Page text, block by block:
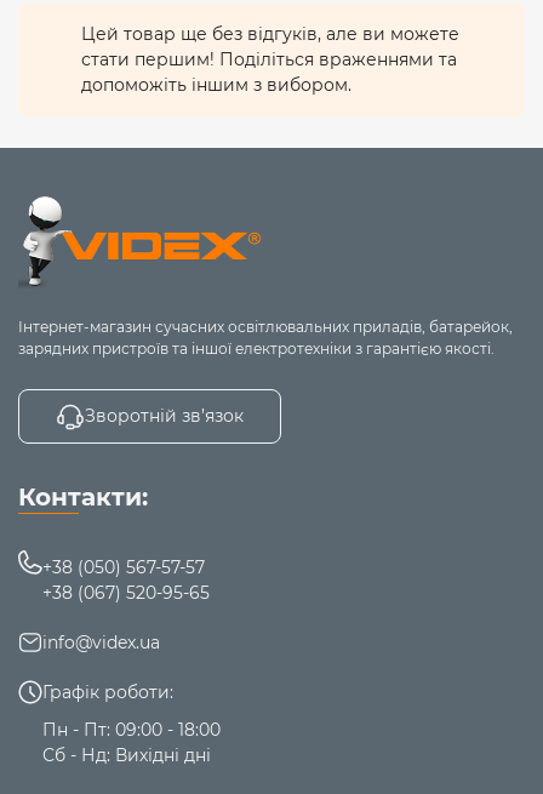
Цей товар ще без відгуків, але ви можете
стати першим! Поділіться враженнями та
допоможіть іншим з вибором.
Інтернет-магазин сучасних освітлювальних приладів, батарейок,
зарядних пристроїв та іншої електротехніки з гарантією якості.
Зворотній зв’язок
Контакти:
+38 (050) 567-57-57
+38 (067) 520-95-65
info@videx.ua
Графік роботи:
Пн - Пт: 09:00 - 18:00
Сб - Нд: Вихідні дні